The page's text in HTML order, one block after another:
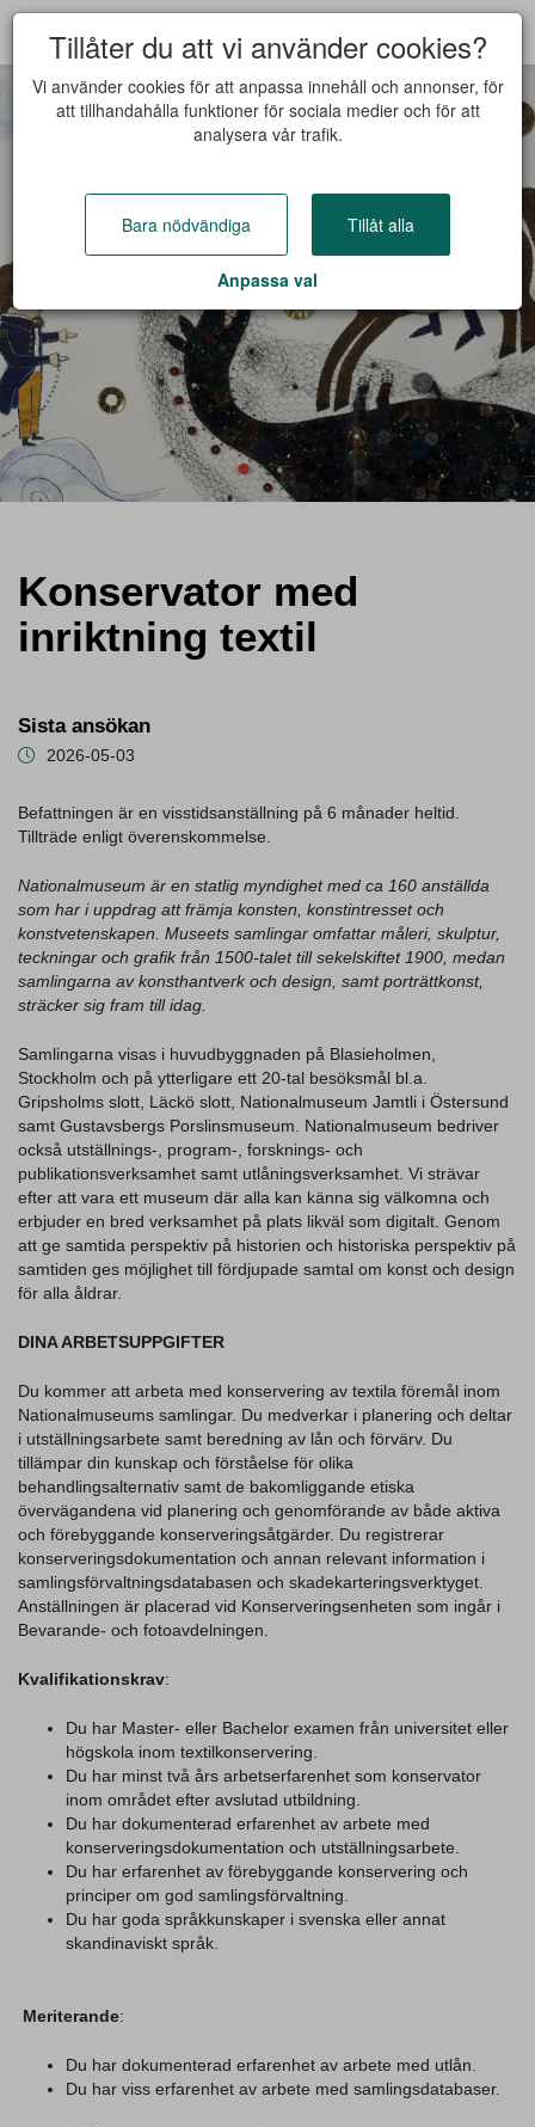
Konservator med
inriktning textil
Sista ansökan
2026-05-03
Befattningen är en visstidsanställning på 6 månader heltid.
Tillträde enligt överenskommelse.
Nationalmuseum är en statlig myndighet med ca 160 anställda
som har i uppdrag att främja konsten, konstintresset och
konstvetenskapen. Museets samlingar omfattar måleri, skulptur,
teckningar och grafik från 1500-talet till sekelskiftet 1900, medan
samlingarna av konsthantverk och design, samt porträttkonst,
sträcker sig fram till idag.
Samlingarna visas i huvudbyggnaden på Blasieholmen,
Stockholm och på ytterligare ett 20-tal besöksmål bl.a.
Gripsholms slott, Läckö slott, Nationalmuseum Jamtli i Östersund
samt Gustavsbergs Porslinsmuseum. Nationalmuseum bedriver
också utställnings-, program-, forsknings- och
publikationsverksamhet samt utlåningsverksamhet. Vi strävar
efter att vara ett museum där alla kan känna sig välkomna och
erbjuder en bred verksamhet på plats likväl som digitalt. Genom
att ge samtida perspektiv på historien och historiska perspektiv på
samtiden ges möjlighet till fördjupade samtal om konst och design
för alla åldrar.
DINA ARBETSUPPGIFTER
Du kommer att arbeta med konservering av textila föremål inom
Nationalmuseums samlingar. Du medverkar i planering och deltar
i utställningsarbete samt beredning av lån och förvärv. Du
tillämpar din kunskap och förståelse för olika
behandlingsalternativ samt de bakomliggande etiska
övervägandena vid planering och genomförande av både aktiva
och förebyggande konserveringsåtgärder. Du registrerar
konserveringsdokumentation och annan relevant information i
samlingsförvaltningsdatabasen och skadekarteringsverktyget.
Anställningen är placerad vid Konserveringsenheten som ingår i
Bevarande- och fotoavdelningen.
Kvalifikationskrav:
Du har Master- eller Bachelor examen från universitet eller
högskola inom textilkonservering.
Du har minst två års arbetserfarenhet som konservator
inom området efter avslutad utbildning.
Du har dokumenterad erfarenhet av arbete med
konserveringsdokumentation och utställningsarbete.
Du har erfarenhet av förebyggande konservering och
principer om god samlingsförvaltning.
Du har goda språkkunskaper i svenska eller annat
skandinaviskt språk.
Meriterande:
Du har dokumenterad erfarenhet av arbete med utlån.
Du har viss erfarenhet av arbete med samlingsdatabaser.
Tillåter du att vi använder cookies?
Vi använder cookies för att anpassa innehåll och annonser, för
att tillhandahålla funktioner för sociala medier och för att
analysera vår trafik.
Bara nödvändiga Tillåt alla
Anpassa val